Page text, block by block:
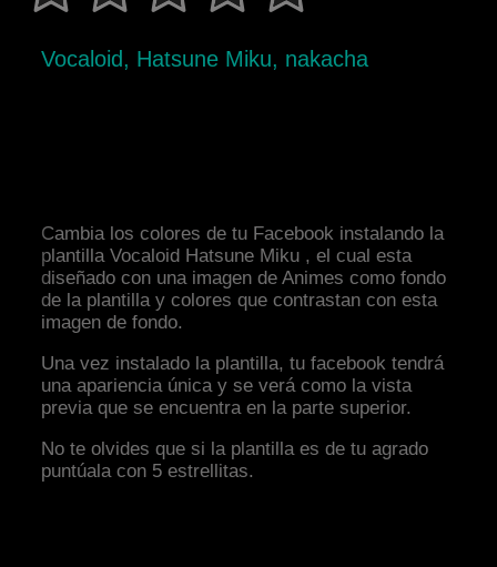
Vocaloid, Hatsune Miku, nakacha
Cambia los colores de tu Facebook instalando la
plantilla Vocaloid Hatsune Miku , el cual esta
diseñado con una imagen de Animes como fondo
de la plantilla y colores que contrastan con esta
imagen de fondo.
Una vez instalado la plantilla, tu facebook tendrá
una apariencia única y se verá como la vista
previa que se encuentra en la parte superior.
No te olvides que si la plantilla es de tu agrado
puntúala con 5 estrellitas.